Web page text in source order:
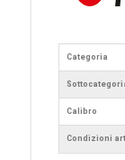
Categoria
Calibro
Condizioni